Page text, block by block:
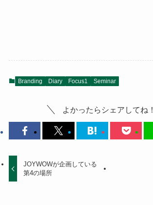
Branding Diary Focus1 Seminar
よかったらシェアしてね！
JOYWOWが企画している
第4の場所